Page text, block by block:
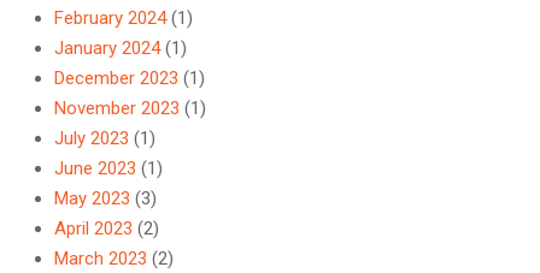
February 2024(1)
January 2024(1)
December 2023 (1)
November 2023 (1)
July 2023 (1)
June 2023 (1)
May 2023 (3)
April 2023 (2)
March 2023 (2)